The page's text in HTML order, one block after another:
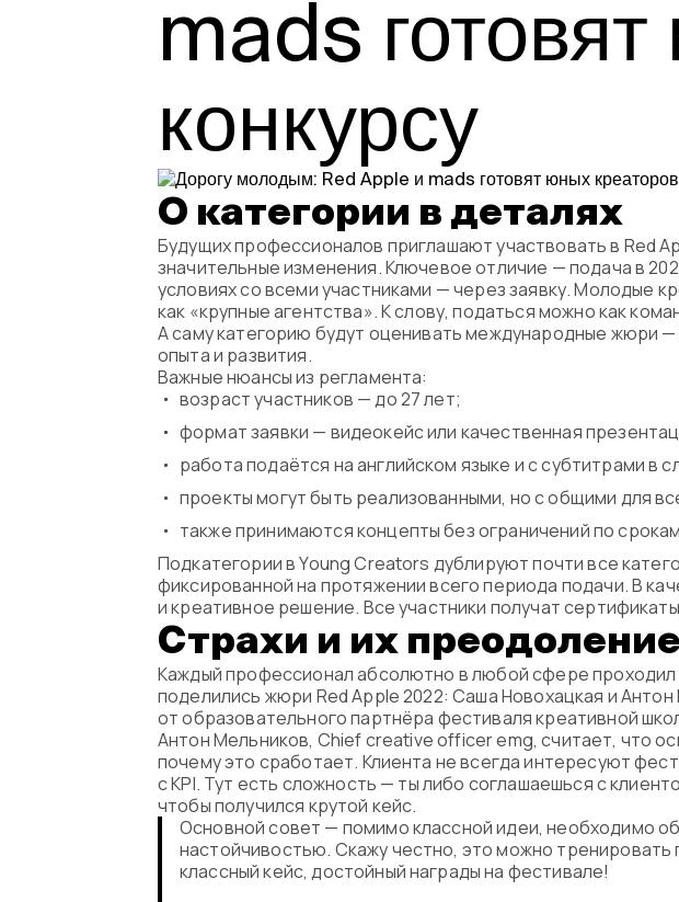
mads
конкурсу
О категории в деталях
Будущих профессионалов приглашают участвовать в Red
значительные изменения. Ключевое отличие — подача в
условиях со всеми участниками — через заявку. Молодые
как «крупные агентства». К слову, податься можно как
А саму категорию будут оценивать международные жюри
опыта и развития.
Важные нюансы из регламента:
возраст участников — до 27 лет;
формат заявки — видеокейс или качественная
работа подаётся на английском языке и с субтитрами в
проекты могут быть реализованными, но с общими для
также принимаются концепты без ограничений по
Подкатегории в Young Creators дублируют почти все
фиксированной на протяжении всего периода подачи. В
и креативное решение. Все участники получат
Страхи и их преодоление
Каждый профессионал абсолютно в любой сфере
поделились жюри Red Apple 2022: Саша Новохацкая и
от образовательного партнёра фестиваля креативной
Антон Мельников, Chief creative officer emg, считает, что
почему это сработает. Клиента не всегда интересуют
с KPI. Тут есть сложность — ты либо соглашаешься с
чтобы получился крутой кейс.
Основной совет — помимо классной идеи, необходимо
настойчивостью. Скажу честно, это можно тренировать
классный кейс, достойный награды на фестивале!